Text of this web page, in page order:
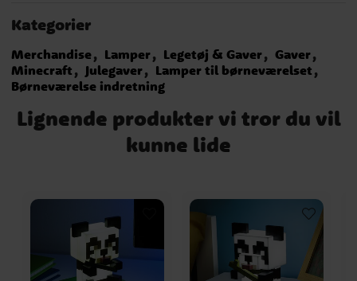
Kategorier
Merchandise Lamper Legetøj & Gaver
Gaver
Minecraft
Julegaver
Lamper til børneværelset
Børneværelse indretning
Lignende produkter vi tror du vil
kunne lide